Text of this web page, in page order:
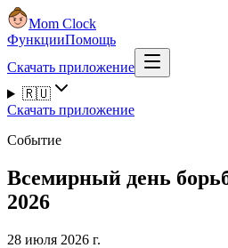
Mom Clock
ФункцииПомощь
Скачать приложение
🇷🇺
Скачать приложение
Событие
Всемирный день
2026
28 июля 2026 г.